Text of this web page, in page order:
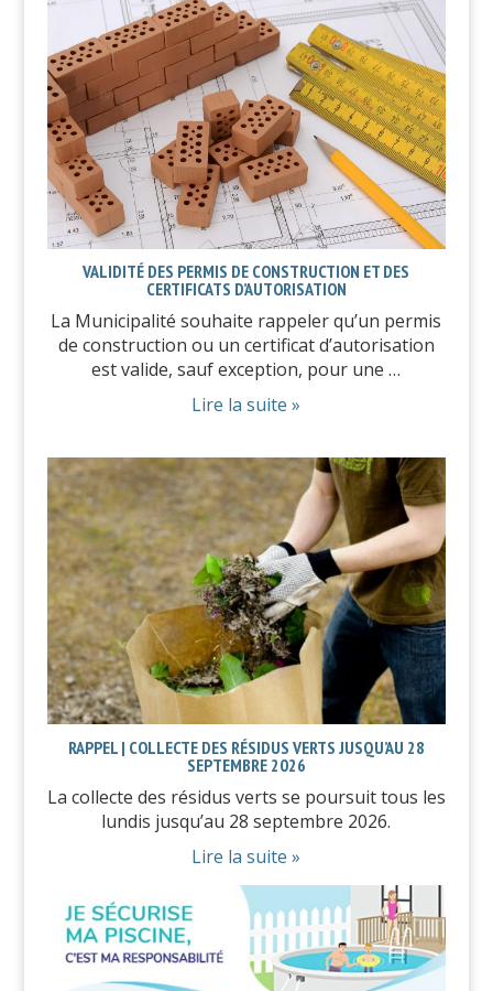
VALIDITÉ DES PERMIS DE CONSTRUCTION ET DES
CERTIFICATS D’AUTORISATION
La Municipalité souhaite rappeler qu’un permis
de construction ou un certificat d’autorisation
est valide, sauf exception, pour une …
Lire la suite »
RAPPEL | COLLECTE DES RÉSIDUS VERTS JUSQU’AU 28
SEPTEMBRE 2026
La collecte des résidus verts se poursuit tous les
lundis jusqu’au 28 septembre 2026.
Lire la suite »